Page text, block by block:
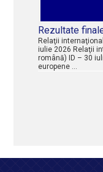
Rezultate
Relaţii
iulie 2026 Relaţii
română) ID – 30
europene …